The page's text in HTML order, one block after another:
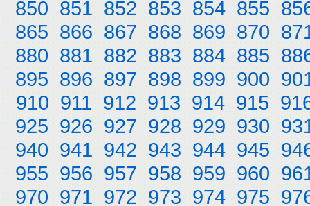
850 851 852 853 854 855
865 866 867 868 869 870
880 881 882 883 884 885
895 896 897 898 899 900
910 911 912 913 914 915
925 926 927 928 929 930
940 941 942 943 944 945
955 956 957 958 959 960
970 971 972 973 974 975